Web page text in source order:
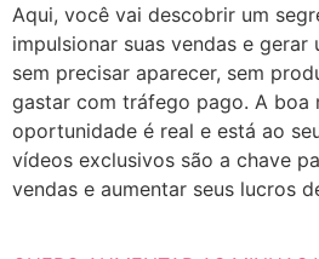
Aqui, você vai descobrir um
impulsionar suas vendas e gerar
sem precisar aparecer, sem
gastar com tráfego pago. A boa
oportunidade é real e está ao
vídeos exclusivos são a chave
vendas e aumentar seus lucros